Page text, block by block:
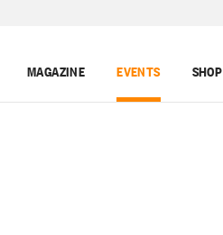
MAGAZINE EVENTS SHOP